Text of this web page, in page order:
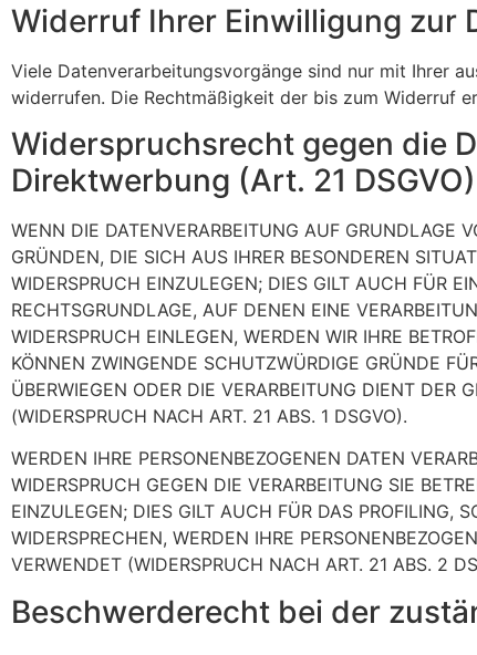
Widerruf Ihrer Einwilligung zur
Viele Datenverarbeitungsvorgänge sind nur mit Ihrer
widerrufen. Die Rechtmäßigkeit der bis zum Widerruf
Widerspruchsrecht gegen die
Direktwerbung (Art. 21 DSGVO)
WENN DIE DATENVERARBEITUNG AUF GRUNDLAGE
GRÜNDEN, DIE SICH AUS IHRER BESONDEREN
WIDERSPRUCH EINZULEGEN; DIES GILT AUCH FÜR
RECHTSGRUNDLAGE, AUF DENEN EINE
WIDERSPRUCH EINLEGEN, WERDEN WIR IHRE
KÖNNEN ZWINGENDE SCHUTZWÜRDIGE GRÜNDE
ÜBERWIEGEN ODER DIE VERARBEITUNG DIENT DER
(WIDERSPRUCH NACH ART. 21 ABS. 1 DSGVO).
WERDEN IHRE PERSONENBEZOGENEN DATEN
WIDERSPRUCH GEGEN DIE VERARBEITUNG SIE
EINZULEGEN; DIES GILT AUCH FÜR DAS PROFILING,
WIDERSPRECHEN, WERDEN IHRE
VERWENDET (WIDERSPRUCH NACH ART. 21 ABS. 2
Beschwerde­recht bei der